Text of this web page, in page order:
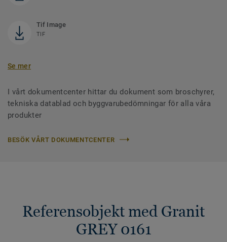
Tif Image
TIF
Se mer
I vårt dokumentcenter hittar du dokument som broschyrer,
tekniska datablad och byggvarubedömningar för alla våra
produkter
BESÖK VÅRT DOKUMENTCENTER
Referensobjekt med Granit
GREY 0161